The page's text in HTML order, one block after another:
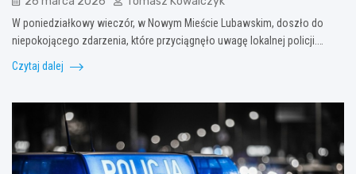
W poniedziałkowy wieczór, w Nowym Mieście Lubawskim, doszło do
niepokojącego zdarzenia, które przyciągnęło uwagę lokalnej policji.…
Czytaj dalej